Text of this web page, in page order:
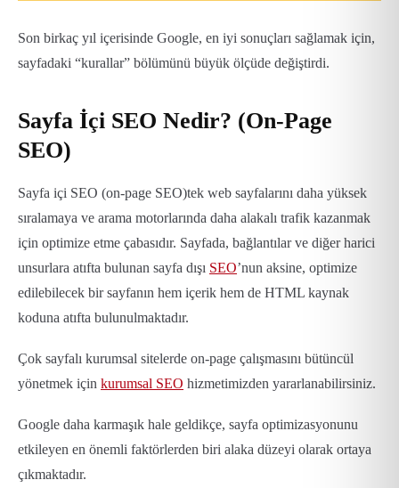
Son birkaç yıl içerisinde Google, en iyi sonuçları sağlamak için,
sayfadaki “kurallar” bölümünü büyük ölçüde değiştirdi.
Sayfa İçi SEO Nedir? (On-Page
SEO)
Sayfa içi SEO (on-page SEO)tek web sayfalarını daha yüksek
sıralamaya ve arama motorlarında daha alakalı trafik kazanmak
için optimize etme çabasıdır. Sayfada, bağlantılar ve diğer harici
unsurlara atıfta bulunan sayfa dışı SEO’nun aksine, optimize
edilebilecek bir sayfanın hem içerik hem de HTML kaynak
koduna atıfta bulunulmaktadır.
Çok sayfalı kurumsal sitelerde on-page çalışmasını bütüncül
yönetmek için kurumsal SEO hizmetimizden yararlanabilirsiniz.
Google daha karmaşık hale geldikçe, sayfa optimizasyonunu
etkileyen en önemli faktörlerden biri alaka düzeyi olarak ortaya
çıkmaktadır.